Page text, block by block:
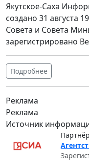
Якутское-Саха
создано 31 августа
Совета и Совета
зарегистрировано
Подробнее
Реклама
Реклама
Источник